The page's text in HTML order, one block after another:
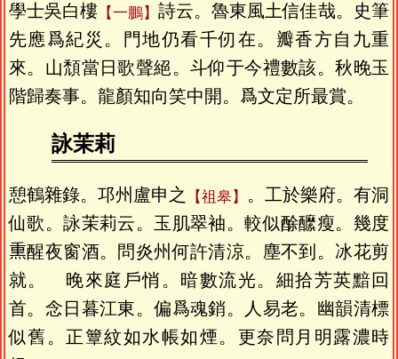
學士吳白樓
一鵬
詩云。魯東風土信佳哉。史筆
先應爲紀災。門地仍看千仞在。瓣香方自九重
來。山頹當日歌聲絕。斗仰于今禮數該。秋晚玉
階歸奏事。龍顏知向笑中開。爲文定所最賞。
詠茉莉
憩鶴雜錄。邛州盧申之 祖皋
。工於樂府。有洞
仙歌。詠茉莉云。玉肌翠袖。較似酴醿瘦。幾度
𤋱醒夜窗酒。問炎州何許清涼。塵不到。冰花剪
就。 晚來庭戶悄。暗數流光。細拾芳英黯回
首。念日暮江東。偏爲魂銷。人易老。幽韻清標
似舊。正簟紋如水帳如煙。更奈問月明露濃時